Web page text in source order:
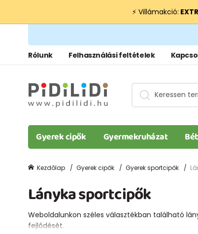
⚡ Villámakció:
Rólunk Felhasználási feltételek
Gyerek cipők Gyermekruházat
Kezdõlap Gyerek cipők Gyerek sportcipők
Lányka sportcipők
Weboldalunkon széles választékban található
fejlődését.